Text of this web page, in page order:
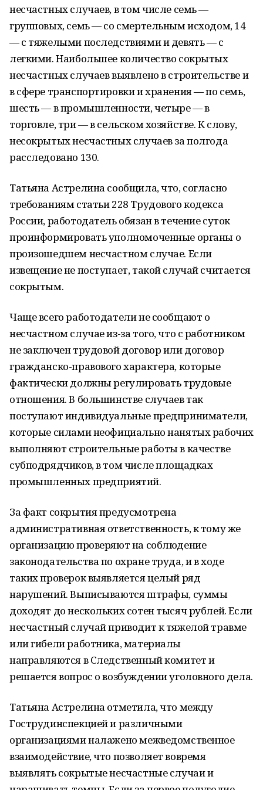
несчастных случаев, в том числе семь —
групповых, семь — со смертельным исходом, 14
— с тяжелыми последствиями и девять — с
легкими. Наибольшее количество сокрытых
несчастных случаев выявлено в строительстве и
в сфере транспортировки и хранения — по семь,
шесть — в промышленности, четыре — в
торговле, три — в сельском хозяйстве. К слову,
несокрытых несчастных случаев за полгода
расследовано 130.
Татьяна Астрелина сообщила, что, согласно
требованиям статьи 228 Трудового кодекса
России, работодатель обязан в течение суток
проинформировать уполномоченные органы о
произошедшем несчастном случае. Если
извещение не поступает, такой случай считается
сокрытым.
Чаще всего работодатели не сообщают о
несчастном случае из-за того, что с работником
не заключен трудовой договор или договор
гражданско-правового характера, которые
фактически должны регулировать трудовые
отношения. В большинстве случаев так
поступают индивидуальные предприниматели,
которые силами неофициально нанятых рабочих
выполняют строительные работы в качестве
субподрядчиков, в том числе площадках
промышленных предприятий.
За факт сокрытия предусмотрена
административная ответственность, к тому же
организацию проверяют на соблюдение
законодательства по охране труда, и в ходе
таких проверок выявляется целый ряд
нарушений. Выписываются штрафы, суммы
доходят до нескольких сотен тысяч рублей. Если
несчастный случай приводит к тяжелой травме
или гибели работника, материалы
направляются в Следственный комитет и
решается вопрос о возбуждении уголовного дела.
Татьяна Астрелина отметила, что между
Гострудинспекцией и различными
организациями налажено межведомственное
взаимодействие, что позволяет вовремя
выявлять сокрытые несчастные случаи и